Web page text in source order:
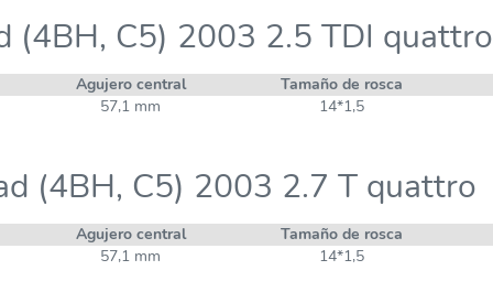
(4BH, C5) 2003 2.5 TDI quattro
Agujero central Tamaño de rosca
57,1 mm 14*1,5
(4BH, C5) 2003 2.7 T quattro
Agujero central Tamaño de rosca
57,1 mm 14*1,5